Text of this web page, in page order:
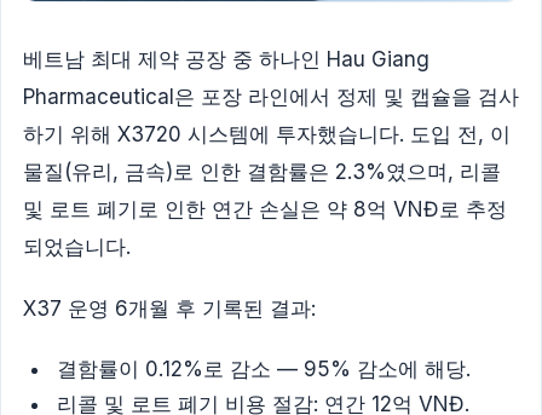
베트남 최대 제약 공장 중 하나인 Hau Giang
Pharmaceutical은 포장 라인에서 정제 및 캡슐을 검사
하기 위해 X3720 시스템에 투자했습니다. 도입 전, 이
물질(유리, 금속)로 인한 결함률은 2.3%였으며, 리콜
및 로트 폐기로 인한 연간 손실은 약 8억 VNĐ로 추정
되었습니다.
X37 운영 6개월 후 기록된 결과:
결함률이 0.12%로 감소 — 95% 감소에 해당.
리콜 및 로트 폐기 비용 절감: 연간 12억 VNĐ.